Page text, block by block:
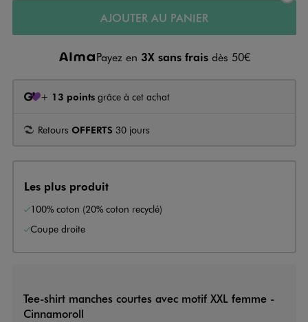
AJOUTER AU PANIER
Payez en 3X sans frais dès 50€
+ 13 points grâce à cet achat
Retours OFFERTS 30 jours
Les plus produit
100% coton (20% coton recyclé)
Coupe droite
Tee-shirt manches courtes avec motif XXL femme -
Cinnamoroll